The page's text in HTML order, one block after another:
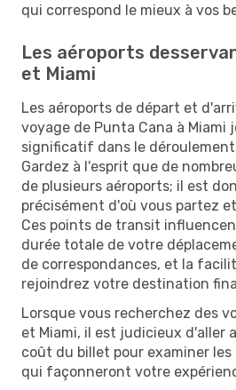
qui correspond le mieux à vos
Les aéroports
et Miami
Les aéroports de départ et
voyage de Punta Cana à Miami
significatif dans le
Gardez à l'esprit que de
de plusieurs aéroports; il est
précisément d'où vous partez
Ces points de transit
durée totale de votre
de correspondances, et la
rejoindrez votre destination
Lorsque vous recherchez des
et Miami, il est judicieux d'aller
coût du billet pour examiner
qui façonneront votre